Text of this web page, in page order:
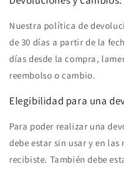
Nuestra política de
de 30 días a partir de la
días desde la compra,
reembolso o cambio.
Elegibilidad para una
Para poder realizar una
debe estar sin usar y en
recibiste. También debe